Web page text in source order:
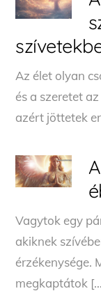
Az élet olyan
és a szeretet
azért jöttetek
Vagytok egy
akiknek
érzékenysége.
megkaptátok